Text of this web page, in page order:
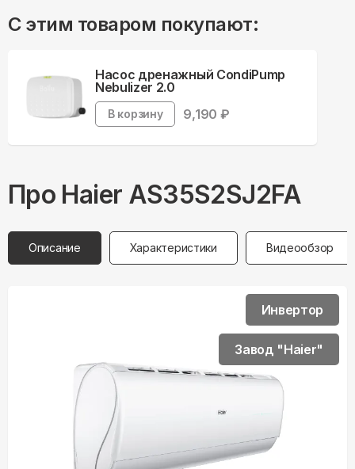
С этим товаром покупают:
Насос дренажный CondiPump
Nebulizer 2.0
В корзину 9,190 ₽
Про Haier AS35S2SJ2FA
Описание Характеристики Видеообзор
Инвертор
Завод "Haier"